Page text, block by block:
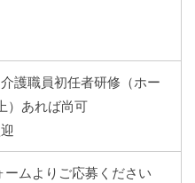
護職員初任者研修（ホー
）あれば尚可
ームよりご応募ください